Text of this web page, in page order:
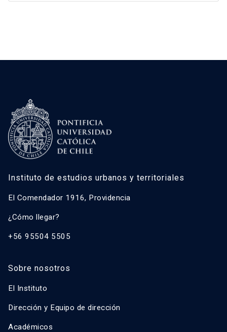
Instituto de estudios urbanos y territoriales
El Comendador 1916, Providencia
¿Cómo llegar?
+56 95504 5505
Sobre nosotros
El Instituto
Dirección y Equipo de dirección
Académicos